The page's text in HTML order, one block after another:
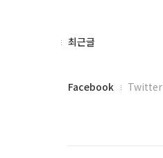
최
최근글
페
Facebook Twitter